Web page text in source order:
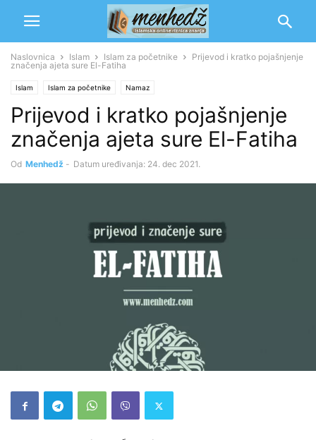
Naslovnica Islam Islam za početnike
Prijevod i kratko pojašnjenje
značenja ajeta sure El-Fatiha
Islam Islam za početnike Namaz
Prijevod i kratko pojašnjenje
značenja ajeta sure El-Fatiha
Od Menhedž - Datum uređivanja: 24. dec 2021.